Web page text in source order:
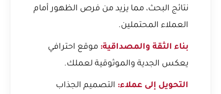
نتائج البحث، مما يزيد من فرص الظهور أمام
العملاء المحتملين.
بناء الثقة والمصداقية: موقع احترافي
يعكس الجدية والموثوقية لعملك.
التحويل إلى عملاء: التصميم الجذاب